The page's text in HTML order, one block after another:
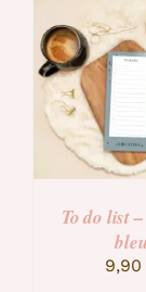
To do list
bleu
9,90